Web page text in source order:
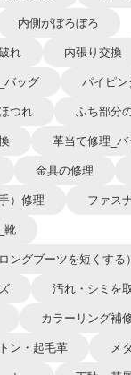
内側がぼろぼろ
れ 内張り交換
バッグ パイピ
つれ ふち部分
革当て修理_
金具の修理
）修理 ファス
靴
ングブーツを短くする）
汚れ・シミを
カラーリング補
ン・起毛革 メ